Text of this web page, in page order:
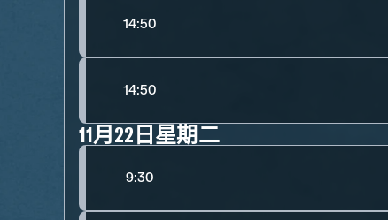
14:50
14:50
11月22日星期二
9:30